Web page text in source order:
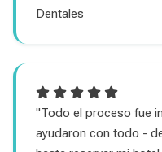
Dentales
"Todo el proceso fue
ayudaron con todo -